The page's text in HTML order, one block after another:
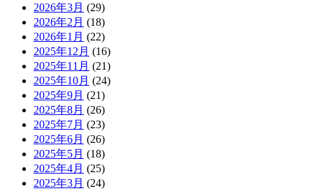
2026年3月 (29)
2026年2月 (18)
2026年1月 (22)
2025年12月 (16)
2025年11月 (21)
2025年10月 (24)
2025年9月 (21)
2025年8月 (26)
2025年7月 (23)
2025年6月 (26)
2025年5月 (18)
2025年4月 (25)
2025年3月 (24)